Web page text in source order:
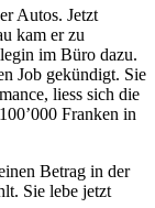
Autos. Jetzt
kam er zu
im Büro dazu.
Job gekündigt. Sie
liess sich die
Franken in
Betrag in der
Sie lebe jetzt